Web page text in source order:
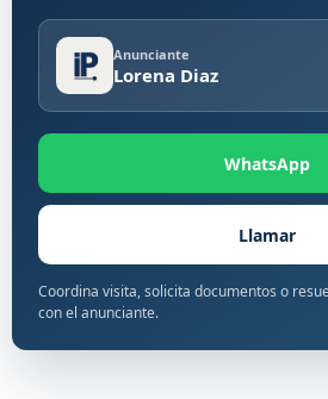
Anunciante
Lorena Diaz
WhatsApp
Llamar
Coordina visita, solicita documentos o
con el anunciante.